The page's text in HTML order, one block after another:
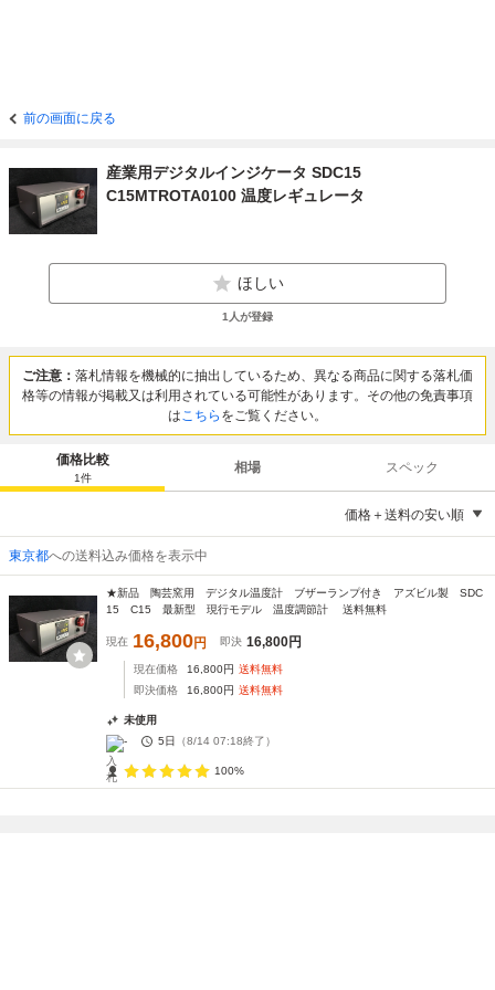
前の画面に戻る
産業用デジタルインジケータ SDC15
C15MTROTA0100 温度レギュレータ
ほしい
1 人が登録
ご注意： 落札情報を機械的に抽出しているため、異なる商品に関する落札価
格等の情報が掲載又は利用されている可能性があります。その他の免責事項
はこちら をご覧ください。
価格比較
1件
相場 スペック
価格＋送料の安い順
東京都への送料込み価格を表示中
★新品 陶芸窯用 デジタル温度計 ブザーランプ付き アズビル製 SDC
15 C15 最新型 現行モデル 温度調節計 送料無料
現在 16,800円 即決 16,800円
現在価格 16,800円 送料無料
即決価格
16,800円 送料無料
未使用
-
5日 （8/14 07:18終了）
100%